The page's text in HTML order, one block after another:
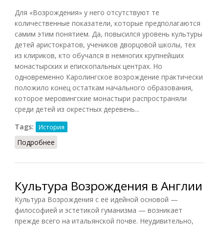
Для «Возрождения» у него отсутствуют те
количественные показатели, которые предполагаются
самим этим понятием. Да, повысился уровень культуры
детей аристократов, учеников дворцовой школы, тех
из клириков, кто обучался в немногих крупнейших
монастырских и епископальных центрах. Но
одновременно Каролингское возрождение практически
положило конец остаткам начального образования,
которое меровингские монастыри распространяли
среди детей из окрестных деревень...
Tags:
История
Подробнее
Культура Возрождения в Англии
Культура Возрождения с её идейной основой —
философией и эстетикой гуманизма — возникает
прежде всего на итальянской почве. Неудивительно,